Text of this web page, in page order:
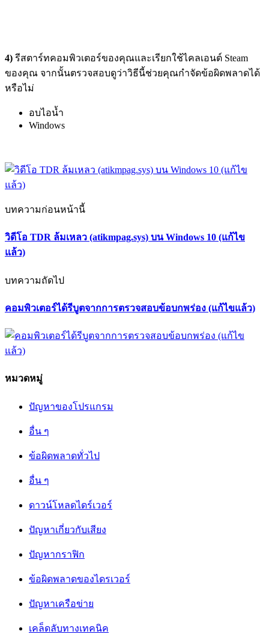
4) รีสตาร์ทคอมพิวเตอร์ของคุณและเรียกใช้ไคลเอนต์ Steam
ของคุณ จากนั้นตรวจสอบดูว่าวิธีนี้ช่วยคุณกำจัดข้อผิดพลาดได้
หรือไม่
อบไอน้ำ
Windows
บทความก่อนหน้านี้
วิดีโอ TDR ล้มเหลว (atikmpag.sys) บน Windows 10 (แก้ไข
แล้ว)
บทความถัดไป
คอมพิวเตอร์ได้รีบูตจากการตรวจสอบข้อบกพร่อง (แก้ไขแล้ว)
หมวดหมู่
ปัญหาของโปรแกรม
อื่น ๆ
ข้อผิดพลาดทั่วไป
อื่น ๆ
ดาวน์โหลดไดร์เวอร์
ปัญหาเกี่ยวกับเสียง
ปัญหากราฟิก
ข้อผิดพลาดของไดรเวอร์
ปัญหาเครือข่าย
เคล็ดลับทางเทคนิค